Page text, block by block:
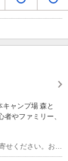
ャンプ場 森と
やファミリー、
専用駐車場あり（無料）10台 受付時は受付前に車をお寄せください。お荷物運搬後、駐車場をご案内いたします。